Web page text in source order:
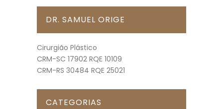
DR. SAMUEL ORIGE
Cirurgião Plástico
CRM-SC 17902 RQE 10109
CRM-RS 30484 RQE 25021
CATEGORIAS